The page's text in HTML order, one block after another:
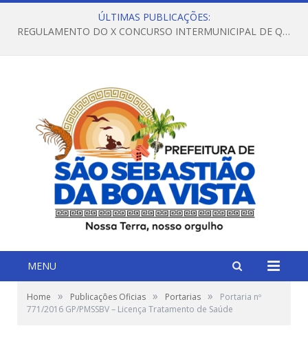
ÚLTIMAS PUBLICAÇÕES:
REGULAMENTO DO X CONCURSO INTERMUNICIPAL DE QUADRILHAS JUNINAS – 2026 – ARRAIÁ DA VENEZA
MENU
Home » Publicações Oficias » Portarias »
Portaria nº
771/2016 GP/PMSSBV – Licença Tratamento de Saúde